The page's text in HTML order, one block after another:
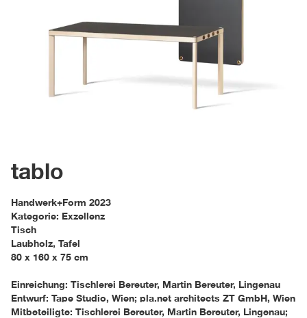
tablo
Handwerk+Form 2023
Kategorie: Exzellenz
Tisch
Laubholz, Tafel
80 x 160 x 75 cm
Einreichung: Tischlerei Bereuter, Martin Bereuter, Lingenau
Entwurf: Tape Studio, Wien; pla.net architects ZT GmbH, Wien
Mitbeteiligte: Tischlerei Bereuter, Martin Bereuter, Lingenau;